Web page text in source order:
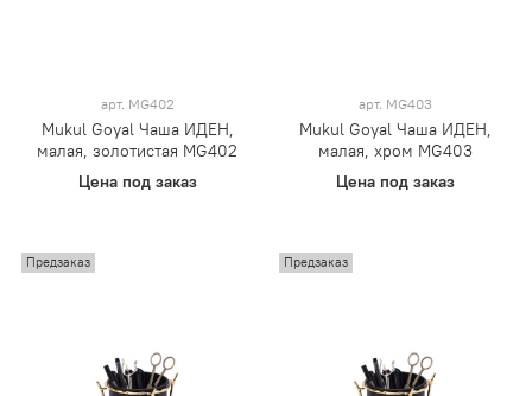
арт. MG402
Mukul Goyal Чаша ИДЕН,
малая, золотистая MG402
Цена под заказ
арт. MG403
Mukul Goyal Чаша ИДЕН,
малая, хром MG403
Цена под заказ
Предзаказ Предзаказ